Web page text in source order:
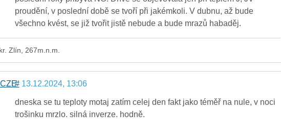
proudění, v poslední době se tvoří při jakémkoli. V dubnu, až bude
všechno kvést, se již tvořit jistě nebude a bude mrazů habaděj.
Zlín, 267m.n.m.
#13.12.2024, 13:06
dneska se tu teploty motaj zatím celej den fakt jako téměř na nule, v noci
trošinku mrzlo. silná inverze. hodně.